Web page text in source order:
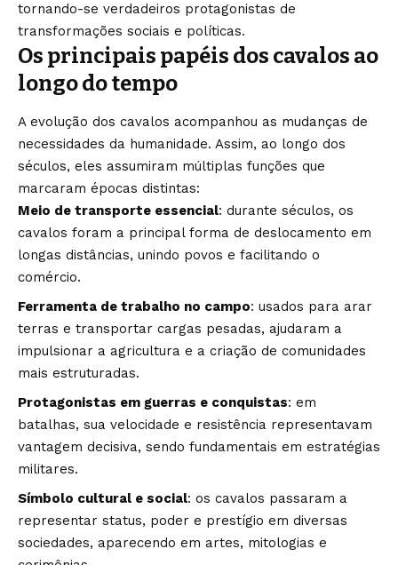
tornando-se verdadeiros protagonistas de
transformações sociais e políticas.
Os principais papéis dos cavalos ao
longo do tempo
A evolução dos cavalos acompanhou as mudanças de
necessidades da humanidade. Assim, ao longo dos
séculos, eles assumiram múltiplas funções que
marcaram épocas distintas:
Meio de transporte essencial: durante séculos, os
cavalos foram a principal forma de deslocamento em
longas distâncias, unindo povos e facilitando o
comércio.
Ferramenta de trabalho no campo: usados para arar
terras e transportar cargas pesadas, ajudaram a
impulsionar a agricultura e a criação de comunidades
mais estruturadas.
Protagonistas em guerras e conquistas: em
batalhas, sua velocidade e resistência representavam
vantagem decisiva, sendo fundamentais em estratégias
militares.
Símbolo cultural e social: os cavalos passaram a
representar status, poder e prestígio em diversas
sociedades, aparecendo em artes, mitologias e